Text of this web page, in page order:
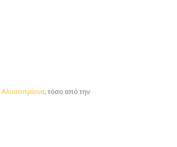
Αλυσοπρίονα, τόσο από την